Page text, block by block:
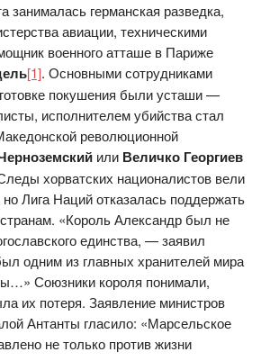
занималась германская разведка,
авиации, техническими
военного атташе в Париже
[1]. Основными сотрудниками
покушения были усташи —
исполнителем убийства стал
революционной
или Величко Георгиев
хорватских националистов вели
Лига Наций отказалась поддержать
«Король Александр был не
единства, — заявил
одним из главных хранителей мира
Союзники короля понимали,
их потеря. Заявление министров
Антанты гласило: «Марсельское
не только против жизни